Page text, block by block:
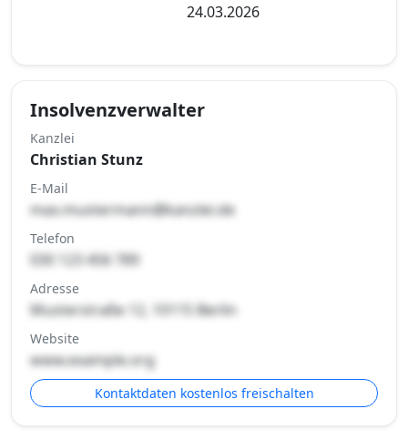
24.03.2026
Insolvenzverwalter
Kanzlei
Christian Stunz
E-Mail
max.mustermann@kanzlei.de
Telefon
030 123 456 789
Adresse
Musterstraße 12, 10115 Berlin
Website
www.example.org
Kontaktdaten kostenlos freischalten